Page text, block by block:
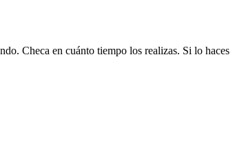
Checa en cuánto tiempo los realizas. Si lo haces